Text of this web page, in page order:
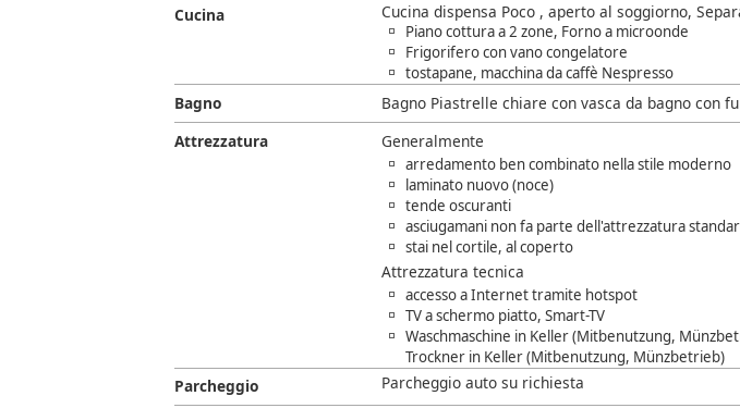
Cucina Cucina dispensa Poco , aperto al soggiorno,
Piano cottura a 2 zone, Forno a microonde
Frigorifero con vano congelatore
tostapane, macchina da caffè Nespresso
Bagno
Bagno Piastrelle chiare con vasca da bagno con
Attrezzatura
Generalmente
arredamento ben combinato nella stile moderno
laminato nuovo (noce)
tende oscuranti
asciugamani non fa parte dell'attrezzatura
stai nel cortile, al coperto
Attrezzatura tecnica
accesso a Internet tramite hotspot
TV a schermo piatto, Smart-TV
Waschmaschine in Keller (Mitbenutzung,
Trockner in Keller (Mitbenutzung, Münzbetrieb)
Parcheggio Parcheggio auto su richiesta